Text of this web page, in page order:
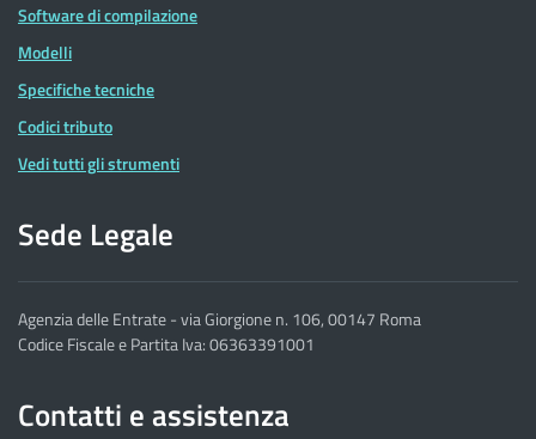
Software di compilazione
Modelli
Specifiche tecniche
Codici tributo
Vedi tutti gli strumenti
Sede Legale
Agenzia delle Entrate - via Giorgione n. 106, 00147 Roma
Codice Fiscale e Partita Iva: 06363391001
Contatti e assistenza